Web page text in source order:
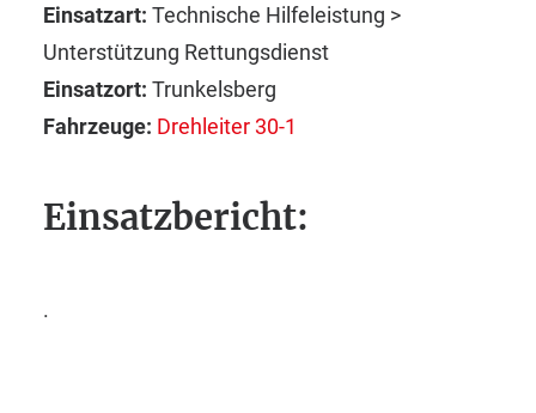
Einsatzart: Technische Hilfeleistung >
Unterstützung Rettungsdienst
Einsatzort: Trunkelsberg
Fahrzeuge: Drehleiter 30-1
Einsatzbericht:
.